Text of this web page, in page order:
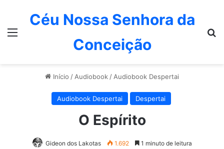
Céu Nossa Senhora da
Conceição
Início / Audiobook / Audiobook Despertai
Audiobook Despertai Despertai
O Espírito
Gideon dos Lakotas 1.692 1 minuto de leitura